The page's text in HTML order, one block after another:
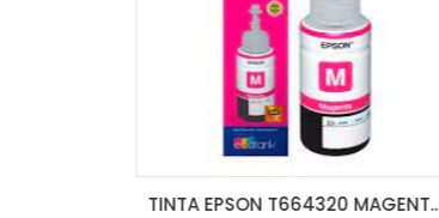
TINTA EPSON T664320 MAGENTA L110/200/210/350/355/555